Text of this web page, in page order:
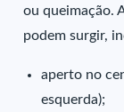
ou queimação.
podem surgir,
aperto no
esquerda);